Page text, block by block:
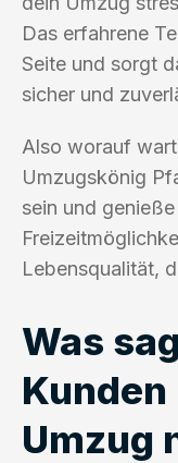
Das erfahrene
Seite und sorgt
sicher und
Also worauf
Umzugskönig
sein und
Lebensqualität,
Was
Umzug